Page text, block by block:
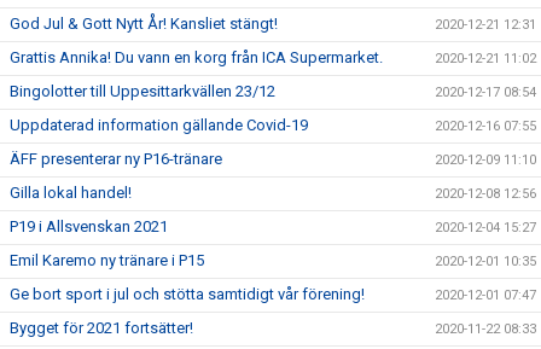
God Jul & Gott Nytt År! Kansliet stängt! 2020-12-21 12:31
Grattis Annika! Du vann en korg från ICA Supermarket. 2020-12-21 11:02
Bingolotter till Uppesittarkvällen 23/12 2020-12-17 08:54
Uppdaterad information gällande Covid-19 2020-12-16 07:55
ÄFF presenterar ny P16-tränare 2020-12-09 11:10
Gilla lokal handel! 2020-12-08 12:56
P19 i Allsvenskan 2021 2020-12-04 15:27
Emil Karemo ny tränare i P15 2020-12-01 10:35
Ge bort sport i jul och stötta samtidigt vår förening! 2020-12-01 07:47
Bygget för 2021 fortsätter! 2020-11-22 08:33